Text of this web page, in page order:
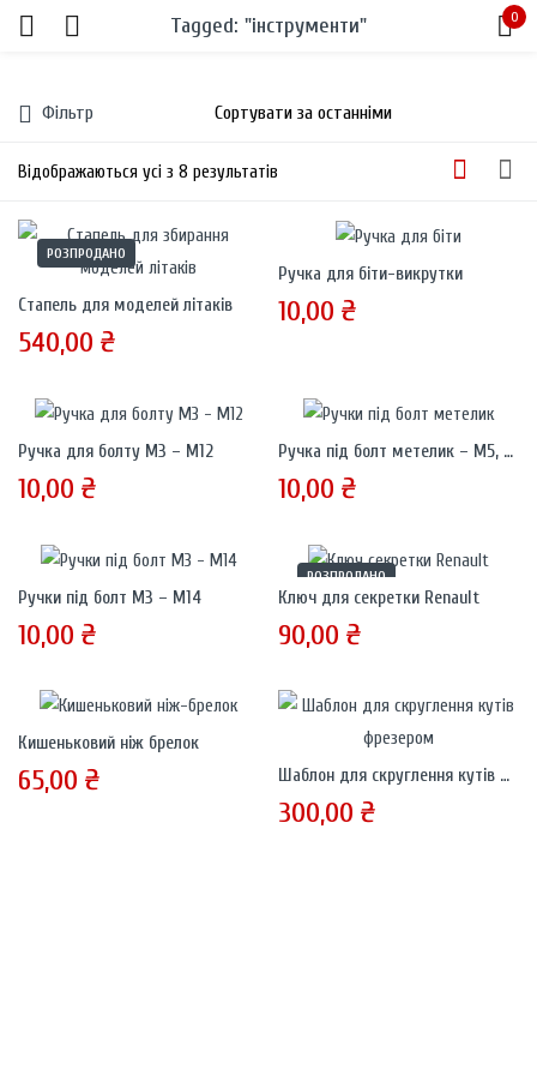
Tagged: "інструменти" 0
Відображаються усі з 8 результатів
Фільтр
РОЗПРОДАНО
Стапель для моделей літаків
540,00 ₴
Ручка для біти-викрутки
10,00 ₴
Ручка для болту М3 – М12
10,00 ₴
Ручка під болт метелик – М5, М6, М8, М10, М12
10,00 ₴
Ручки під болт М3 – М14
10,00 ₴
РОЗПРОДАНО
Ключ для секретки Renault
90,00 ₴
Кишеньковий ніж брелок
65,00 ₴ Шаблон для скруглення кутів фрезером 10 – 40 мм
300,00 ₴
CREATE AN ACCOUNT